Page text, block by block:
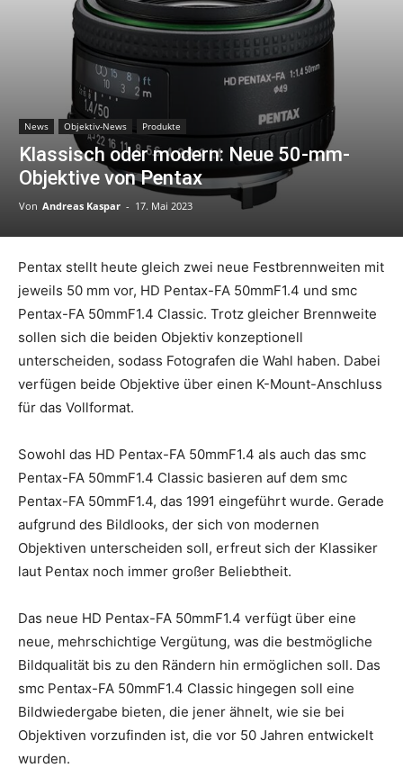
News Objektiv-News Produkte
Klassisch oder modern: Neue 50-mm-
Objektive von Pentax
Von Andreas Kaspar - 17. Mai 2023
Pentax stellt heute gleich zwei neue Festbrennweiten mit
jeweils 50 mm vor, HD Pentax-FA 50mmF1.4 und smc
Pentax-FA 50mmF1.4 Classic. Trotz gleicher Brennweite
sollen sich die beiden Objektiv konzeptionell
unterscheiden, sodass Fotografen die Wahl haben. Dabei
verfügen beide Objektive über einen K-Mount-Anschluss
für das Vollformat.
Sowohl das HD Pentax-FA 50mmF1.4 als auch das smc
Pentax-FA 50mmF1.4 Classic basieren auf dem smc
Pentax-FA 50mmF1.4, das 1991 eingeführt wurde. Gerade
aufgrund des Bildlooks, der sich von modernen
Objektiven unterscheiden soll, erfreut sich der Klassiker
laut Pentax noch immer großer Beliebtheit.
Das neue HD Pentax-FA 50mmF1.4 verfügt über eine
neue, mehrschichtige Vergütung, was die bestmögliche
Bildqualität bis zu den Rändern hin ermöglichen soll. Das
smc Pentax-FA 50mmF1.4 Classic hingegen soll eine
Bildwiedergabe bieten, die jener ähnelt, wie sie bei
Objektiven vorzufinden ist, die vor 50 Jahren entwickelt
wurden.